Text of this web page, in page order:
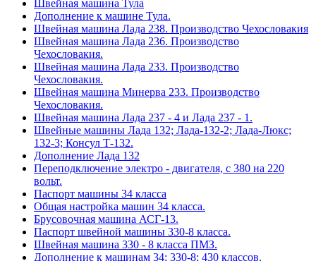
Швейная машина Тула
Дополнение к машине Тула.
Швейная машина Лада 238. Производство Чехословакия
Швейная машина Лада 236. Производство
Чехословакия.
Швейная машина Лада 233. Производство
Чехословакия.
Швейная машина Минерва 233. Производство
Чехословакия.
Швейная машина Лада 237 - 4 и Лада 237 - 1.
Швейные машины Лада 132; Лада-132-2; Лада-Люкс;
132-3; Консул Т-132.
Дополнение Лада 132
Переподключение электро - двигателя, с 380 на 220
вольт.
Паспорт машины 34 класса
Общая настройка машин 34 класса.
Брусовочная машина АСГ-13.
Паспорт швейной машины 330-8 класса.
Швейная машина 330 - 8 класса ПМЗ.
Дополнение к машинам 34; 330-8; 430 классов.